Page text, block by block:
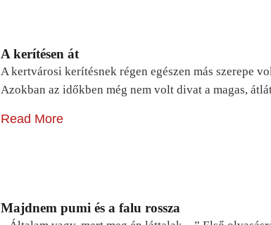
A kerítésen át
A kertvárosi kerítésnek régen egészen más szerepe
Azokban az időkben még nem volt divat a magas,
Read More
Majdnem pumi és a falu rossza